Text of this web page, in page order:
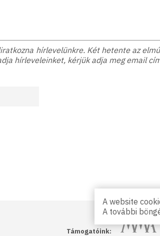
hírlevelünkre. Két hetente az
hírleveleinket, kérjük adja meg email
Támogatóink:
A website
A további